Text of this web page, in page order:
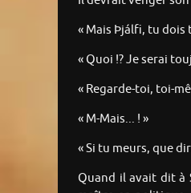
« Mais Þjálfi, tu dois
« Quoi !? Je serai
« Regarde-toi, toi-
« M-Mais... ! »
« Si tu meurs, que
Quand il avait dit à